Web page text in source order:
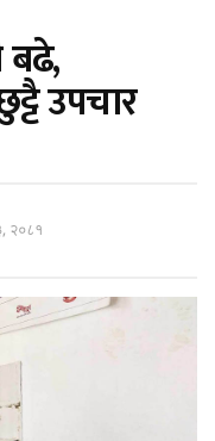
बढे,
उपचार
२०८१